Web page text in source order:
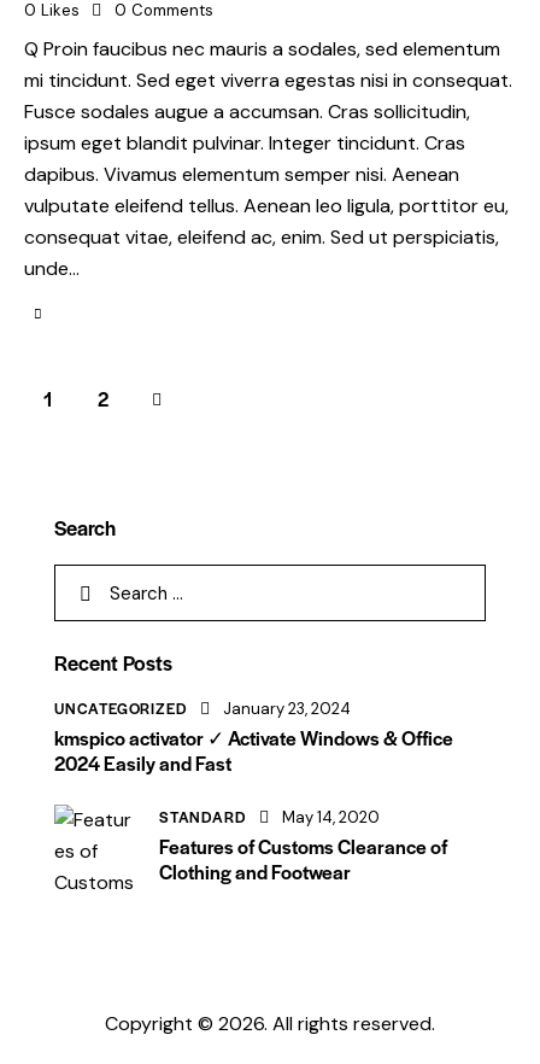
0 Likes 0 Comments
Q Proin faucibus nec mauris a sodales, sed elementum
mi tincidunt. Sed eget viverra egestas nisi in consequat.
Fusce sodales augue a accumsan. Cras sollicitudin,
ipsum eget blandit pulvinar. Integer tincidunt. Cras
dapibus. Vivamus elementum semper nisi. Aenean
vulputate eleifend tellus. Aenean leo ligula, porttitor eu,
consequat vitae, eleifend ac, enim. Sed ut perspiciatis,
unde…
Posts
Page
1 Page
2
Search
Recent Posts
UNCATEGORIZED January 23, 2024
kmspico activator ✓ Activate Windows & Office
2024 Easily and Fast
STANDARD May 14, 2020
Features of Customs Clearance of
Clothing and Footwear
Copyright © 2026. All rights reserved.